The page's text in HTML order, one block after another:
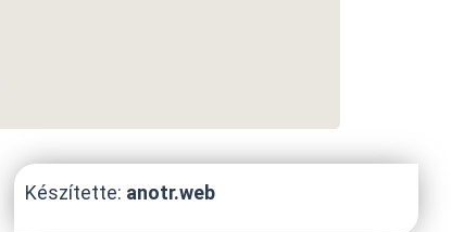
Készítette: anotr.web